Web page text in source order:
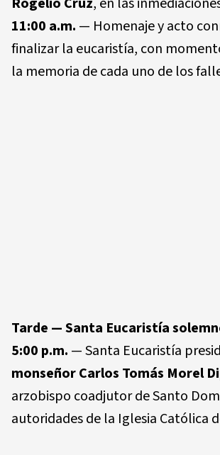
11:00 a.m. — Homenaje y acto
finalizar la eucaristía, con
la memoria de cada uno de los
Tarde — Santa Eucaristía
5:00 p.m. — Santa Eucaristía
monseñor Carlos Tomás Morel
arzobispo coadjutor de Santo
autoridades de la Iglesia Católica